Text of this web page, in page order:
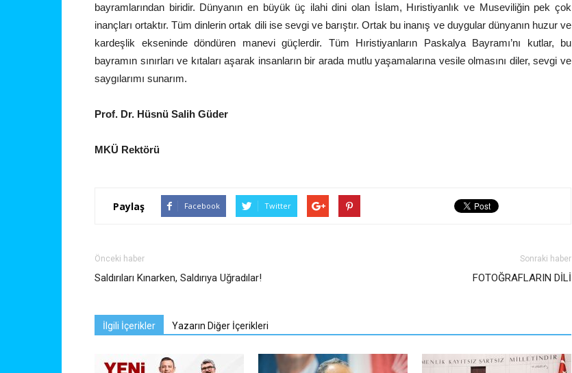
bayramlarından biridir. Dünyanın en büyük üç ilahi dini olan İslam, Hıristiyanlık ve Museviliğin pek çok
inançları ortaktır. Tüm dinlerin ortak dili ise sevgi ve barıştır. Ortak bu inanış ve duygular dünyanın huzur ve
kardeşlik ekseninde döndüren manevi güçlerdir. Tüm Hıristiyanların Paskalya Bayramı’nı kutlar, bu
bayramın sınırları ve kıtaları aşarak insanların bir arada mutlu yaşamalarına vesile olmasını diler, sevgi ve
saygılarımı sunarım.
Prof. Dr. Hüsnü Salih Güder
MKÜ Rektörü
Paylaş Facebook Twitter
Önceki haber
Saldırıları Kınarken, Saldırıya Uğradılar!
Sonraki haber
FOTOĞRAFLARIN DİLİ
İlgili İçerikler Yazarın Diğer İçerikleri